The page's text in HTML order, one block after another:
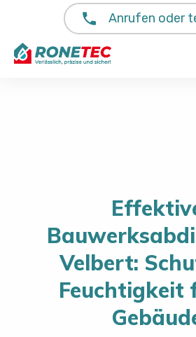
Anrufen oder
Velbert:
Feuchtigkeit